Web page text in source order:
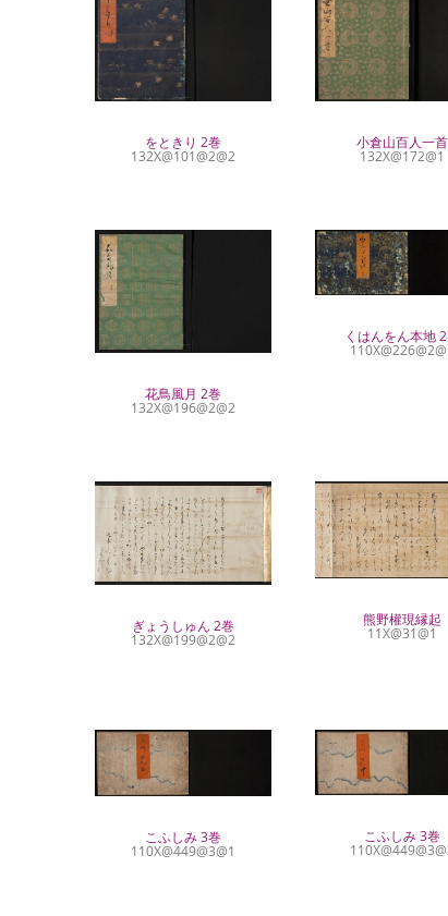
をときり 2巻
132X@101@2@2
小倉山百人一首
132X@172@1
花鳥風月 2巻
132X@196@2@2
くはんをん本地
ぎょうしゅん 2巻
132X@199@2@2
熊野權現縁起
11X@31@1
こふしみ 3巻
110X@449@3@1
こふしみ 3巻